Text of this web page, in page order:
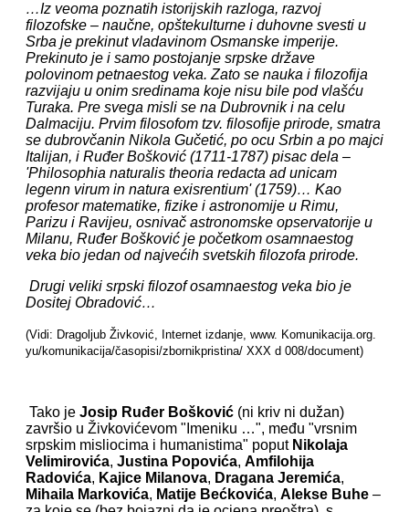
…Iz veoma poznatih istorijskih razloga, razvoj
filozofske – naučne, opštekulturne i duhovne svesti u
Srba je prekinut vladavinom Osmanske imperije.
Prekinuto je i samo postojanje srpske države
polovinom petnaestog veka. Zato se nauka i filozofija
razvijaju u onim sredinama koje nisu bile pod vlašću
Turaka. Pre svega misli se na Dubrovnik i na celu
Dalmaciju. Prvim filosofom tzv. filosofije prirode, smatra
se dubrovčanin Nikola Gučetić, po ocu Srbin a po majci
Italijan, i Ruđer Bošković (1711-1787) pisac dela –
'Philosophia naturalis theoria redacta ad unicam
legenn virum in natura exisrentium' (1759)… Kao
profesor matematike, fizike i astronomije u Rimu,
Parizu i Ravijeu, osnivač astronomske opservatorije u
Milanu, Ruđer Bošković je početkom osamnaestog
veka bio jedan od najvećih svetskih filozofa prirode.
Drugi veliki srpski filozof osamnaestog veka bio je
Dositej Obradović…
(Vidi: Dragoljub Živković, Internet izdanje, www. Komunikacija.org.
yu/komunikacija/časopisi/zbornikpristina/ XXX d 008/document)
Tako je Josip Ruđer Bošković (ni kriv ni dužan)
završio u Živkovićevom "Imeniku …", među "vrsnim
srpskim misliocima i humanistima" poput Nikolaja
Velimirovića, Justina Popovića, Amfilohija
Radovića, Kajice Milanova, Dragana Jeremića,
Mihaila Markovića, Matije Bećkovića, Alekse Buhe –